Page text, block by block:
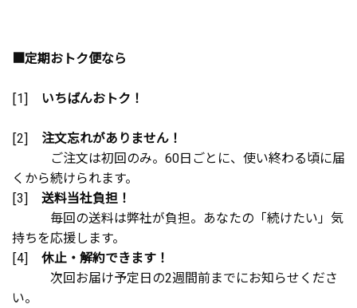
■定期おトク便なら
[1] いちばんおトク！
[2] 注文忘れがありません！
ご注文は初回のみ。60日ごとに、使い終わる頃に届
くから続けられます。
[3] 送料当社負担！
毎回の送料は弊社が負担。あなたの「続けたい」気
持ちを応援します。
[4] 休止・解約できます！
次回お届け予定日の2週間前までにお知らせくださ
い。